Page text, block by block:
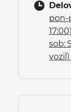
pon-
17:00)
sob:
vozil)